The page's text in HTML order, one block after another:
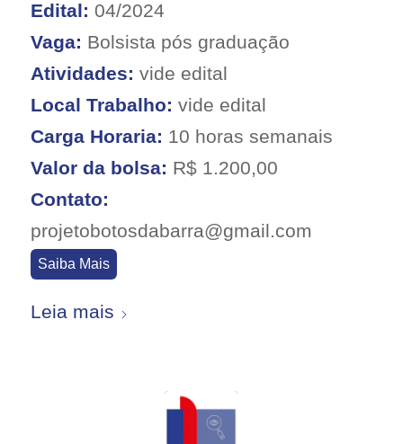
Edital: 04/2024
Vaga: Bolsista pós graduação
Atividades: vide edital
Local Trabalho: vide edital
Carga Horaria: 10 horas semanais
Valor da bolsa: R$ 1.200,00
Contato:
projetobotosdabarra@gmail.com
Saiba Mais
Leia mais